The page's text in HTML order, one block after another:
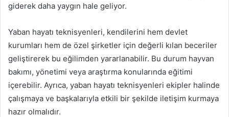
giderek daha yaygın hale geliyor.
Yaban hayatı teknisyenleri, kendilerini hem devlet
kurumları hem de özel şirketler için değerli kılan beceriler
geliştirerek bu eğilimden yararlanabilir. Bu durum hayvan
bakımı, yönetimi veya araştırma konularında eğitimi
içerebilir. Ayrıca, yaban hayatı teknisyenleri ekipler halinde
çalışmaya ve başkalarıyla etkili bir şekilde iletişim kurmaya
hazır olmalıdır.